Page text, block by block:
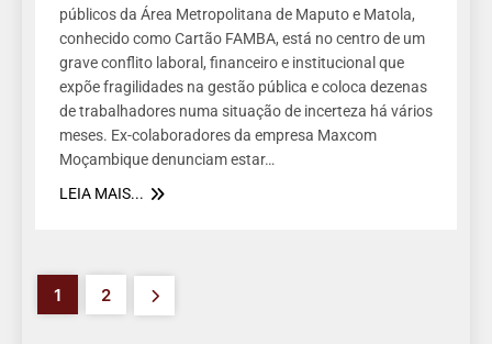
públicos da Área Metropolitana de Maputo e Matola,
conhecido como Cartão FAMBA, está no centro de um
grave conflito laboral, financeiro e institucional que
expõe fragilidades na gestão pública e coloca dezenas
de trabalhadores numa situação de incerteza há vários
meses. Ex-colaboradores da empresa Maxcom
Moçambique denunciam estar…
LEIA MAIS...
1 2